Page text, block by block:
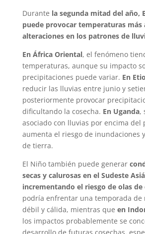
Durante la segunda mitad del año,
puede provocar temperaturas más
alteraciones en los patrones de
En África Oriental, el fenómeno
temperaturas, aunque su impacto
precipitaciones puede variar. En
reducir las lluvias entre junio y
posteriormente provocar
dificultando la cosecha. En Uganda,
asociado con lluvias por encima del
aumenta el riesgo de inundaciones
de tierra.
El Niño también puede generar
secas y calurosas en el Sudeste
incrementando el riesgo de olas de
podría enfrentar una temporada de
débil y cálida, mientras que en
los impactos probablemente se